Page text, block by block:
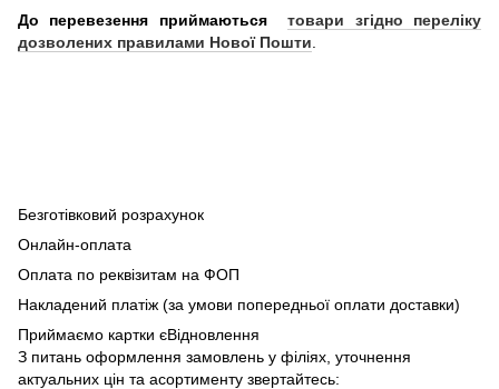
До перевезення приймаютьсятовари згідно переліку
дозволених правилами Нової Пошти
Безготівковий розрахунок
Онлайн-оплата
Оплата по реквізитам на ФОП
Накладений платіж (за умови попередньої оплати доставки)
Приймаємо картки єВідновлення
З питань оформлення замовлень у філіях, уточнення
актуальних цін та асортименту звертайтесь: